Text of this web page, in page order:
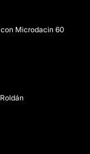
Microdacin 60